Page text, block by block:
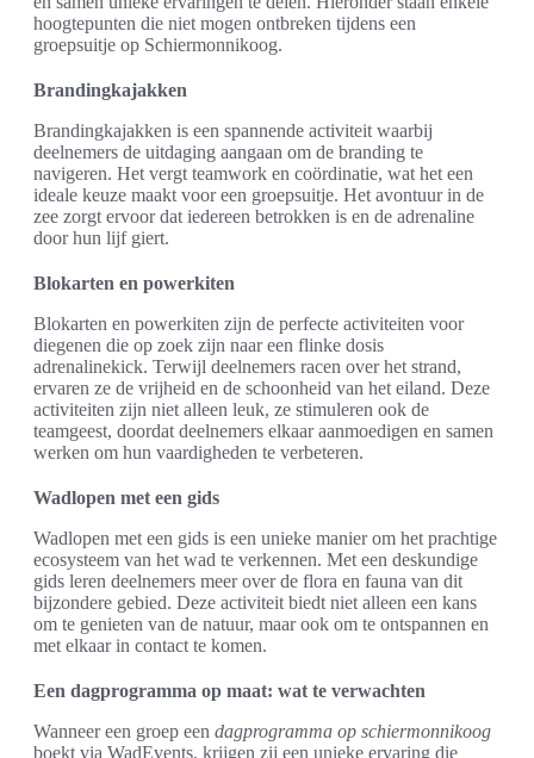
hoogtepunten die niet mogen ontbreken tijdens een
groepsuitje op Schiermonnikoog.
Brandingkajakken
Brandingkajakken is een spannende activiteit waarbij
deelnemers de uitdaging aangaan om de branding te
navigeren. Het vergt teamwork en coördinatie, wat het een
ideale keuze maakt voor een groepsuitje. Het avontuur in de
zee zorgt ervoor dat iedereen betrokken is en de adrenaline
door hun lijf giert.
Blokarten en powerkiten
Blokarten en powerkiten zijn de perfecte activiteiten voor
diegenen die op zoek zijn naar een flinke dosis
adrenalinekick. Terwijl deelnemers racen over het strand,
ervaren ze de vrijheid en de schoonheid van het eiland. Deze
activiteiten zijn niet alleen leuk, ze stimuleren ook de
teamgeest, doordat deelnemers elkaar aanmoedigen en samen
werken om hun vaardigheden te verbeteren.
Wadlopen met een gids
Wadlopen met een gids is een unieke manier om het prachtige
ecosysteem van het wad te verkennen. Met een deskundige
gids leren deelnemers meer over de flora en fauna van dit
bijzondere gebied. Deze activiteit biedt niet alleen een kans
om te genieten van de natuur, maar ook om te ontspannen en
met elkaar in contact te komen.
Een dagprogramma op maat: wat te verwachten
Wanneer een groep een dagprogramma op schiermonnikoog
boekt via WadEvents, krijgen zij een unieke ervaring die